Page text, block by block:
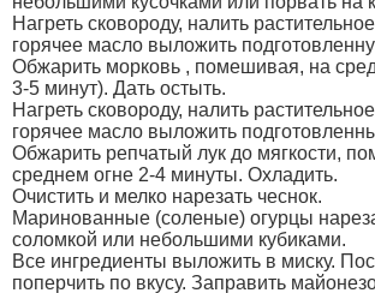
Нагреть сковороду, налить
горячее масло выложить
Обжарить морковь , помешивая, на
3-5 минут). Дать остыть.
Нагреть сковороду, налить
горячее масло выложить
Обжарить репчатый лук до мягкости,
среднем огне 2-4 минуты. Охладить.
Очистить и мелко нарезать чеснок.
Маринованные (соленые) огурцы
соломкой или небольшими кубиками.
Все ингредиенты выложить в миску.
поперчить по вкусу. Заправить